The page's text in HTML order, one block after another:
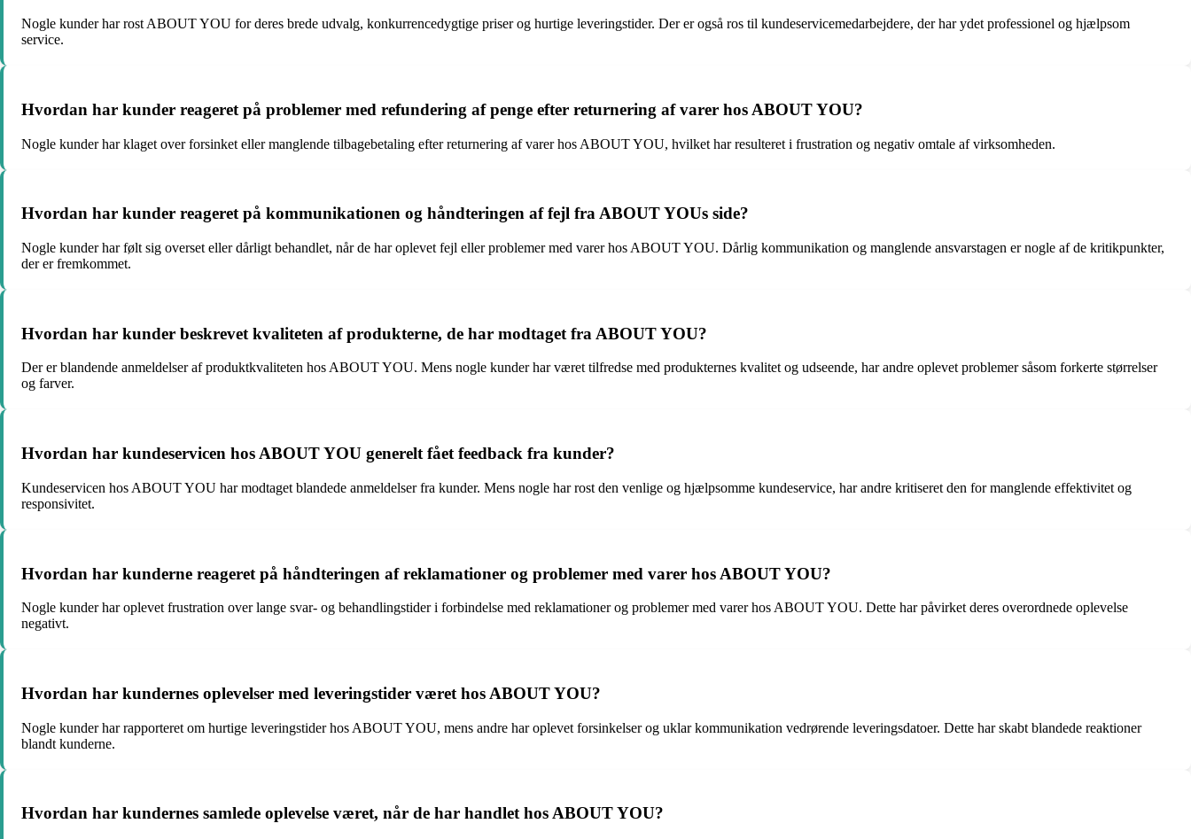
Nogle kunder har rost ABOUT YOU for deres brede udvalg, konkurrencedygtige priser og hurtige leveringstider. Der er også ros til kundeservicemedarbejdere, der har ydet professionel og hjælpsom
service.
Hvordan har kunder reageret på problemer med refundering af penge efter returnering af varer hos ABOUT YOU?
Nogle kunder har klaget over forsinket eller manglende tilbagebetaling efter returnering af varer hos ABOUT YOU, hvilket har resulteret i frustration og negativ omtale af virksomheden.
Hvordan har kunder reageret på kommunikationen og håndteringen af fejl fra ABOUT YOUs side?
Nogle kunder har følt sig overset eller dårligt behandlet, når de har oplevet fejl eller problemer med varer hos ABOUT YOU. Dårlig kommunikation og manglende ansvarstagen er nogle af de kritikpunkter,
der er fremkommet.
Hvordan har kunder beskrevet kvaliteten af produkterne, de har modtaget fra ABOUT YOU?
Der er blandende anmeldelser af produktkvaliteten hos ABOUT YOU. Mens nogle kunder har været tilfredse med produkternes kvalitet og udseende, har andre oplevet problemer såsom forkerte størrelser
og farver.
Hvordan har kundeservicen hos ABOUT YOU generelt fået feedback fra kunder?
Kundeservicen hos ABOUT YOU har modtaget blandede anmeldelser fra kunder. Mens nogle har rost den venlige og hjælpsomme kundeservice, har andre kritiseret den for manglende effektivitet og
responsivitet.
Hvordan har kunderne reageret på håndteringen af reklamationer og problemer med varer hos ABOUT YOU?
Nogle kunder har oplevet frustration over lange svar- og behandlingstider i forbindelse med reklamationer og problemer med varer hos ABOUT YOU. Dette har påvirket deres overordnede oplevelse
negativt.
Hvordan har kundernes oplevelser med leveringstider været hos ABOUT YOU?
Nogle kunder har rapporteret om hurtige leveringstider hos ABOUT YOU, mens andre har oplevet forsinkelser og uklar kommunikation vedrørende leveringsdatoer. Dette har skabt blandede reaktioner
blandt kunderne.
Hvordan har kundernes samlede oplevelse været, når de har handlet hos ABOUT YOU?